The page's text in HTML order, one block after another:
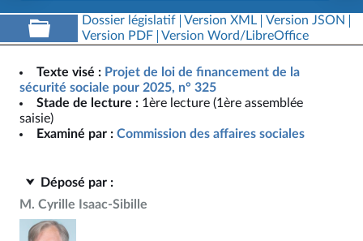
Dossier législatif Version XML
Version JSON
Version PDF
Version Word/LibreOffice
Texte visé : Projet de loi de financement de la
sécurité sociale pour 2025, n° 325
Stade de lecture : 1ère lecture (1ère assemblée
saisie)
Examiné par : Commission des affaires sociales
Déposé par :
M. Cyrille Isaac-Sibille